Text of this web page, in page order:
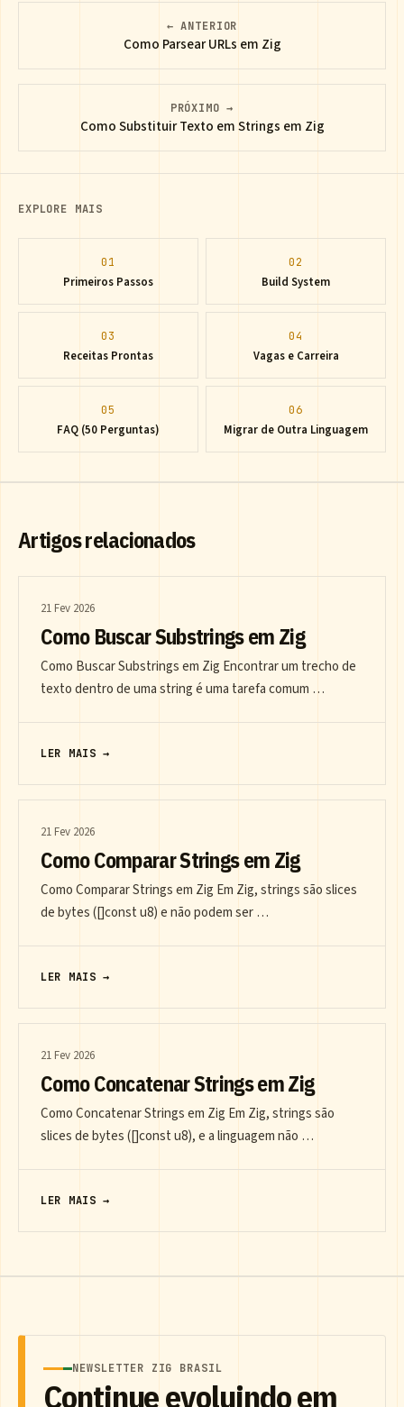
← ANTERIOR
Como Parsear URLs em Zig
PRÓXIMO →
Como Substituir Texto em Strings em Zig
EXPLORE MAIS
01
Primeiros Passos
02
Build System
03
Receitas Prontas
04
Vagas e Carreira
05
FAQ (50 Perguntas)
06
Migrar de Outra Linguagem
Artigos relacionados
21 Fev 2026
Como Buscar Substrings em Zig
Como Buscar Substrings em Zig Encontrar um trecho de
texto dentro de uma string é uma tarefa comum …
LER MAIS →
21 Fev 2026
Como Comparar Strings em Zig
Como Comparar Strings em Zig Em Zig, strings são slices
de bytes ([]const u8) e não podem ser …
LER MAIS →
21 Fev 2026
Como Concatenar Strings em Zig
Como Concatenar Strings em Zig Em Zig, strings são
slices de bytes ([]const u8), e a linguagem não …
LER MAIS →
NEWSLETTER ZIG BRASIL
Continue evoluindo em